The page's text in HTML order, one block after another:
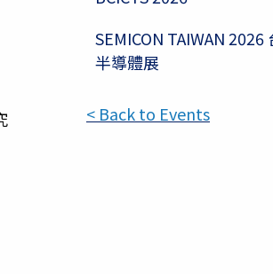
SEMICON TAIWAN 2026
半導體展
< Back to Events